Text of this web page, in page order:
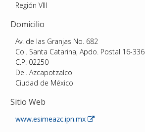
Región VIII
Domicilio
Av. de las Granjas No. 682
Col. Santa Catarina, Apdo. Postal 16-336
C.P. 02250
Del. Azcapotzalco
Ciudad de México
Sitio Web
www.esimeazc.ipn.mx